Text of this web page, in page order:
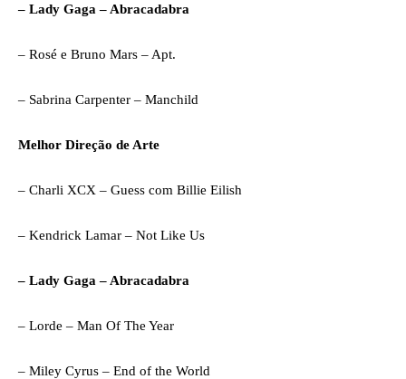
– Lady Gaga – Abracadabra
– Rosé e Bruno Mars – Apt.
– Sabrina Carpenter – Manchild
Melhor Direção de Arte
– Charli XCX – Guess com Billie Eilish
– Kendrick Lamar – Not Like Us
– Lady Gaga – Abracadabra
– Lorde – Man Of The Year
– Miley Cyrus – End of the World